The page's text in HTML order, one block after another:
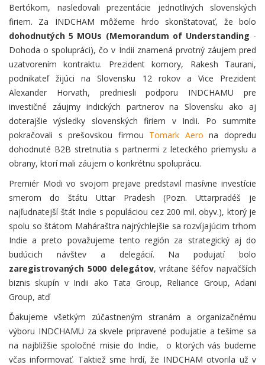
Bertókom, nasledovali prezentácie jednotlivých slovenských
firiem. Za INDCHAM môžeme hrdo skonštatovať, že bolo
dohodnutých 5 MOUs (Memorandum of Understanding -
Dohoda o spolupráci), čo v Indii znamená prvotný záujem pred
uzatvorením kontraktu. Prezident komory, Rakesh Taurani,
podnikateľ žijúci na Slovensku 12 rokov a Vice Prezident
Alexander Horvath, predniesli podporu INDCHAMU pre
investičné záujmy indických partnerov na Slovensku ako aj
doterajšie výsledky slovenských firiem v Indii. Po summite
pokračovali s prešovskou firmou Tomark Aero na dopredu
dohodnuté B2B stretnutia s partnermi z leteckého priemyslu a
obrany, ktorí mali záujem o konkrétnu spoluprácu.
Premiér Modi vo svojom prejave predstavil masívne investície
smerom do štátu Uttar Pradesh (Pozn. Uttarpradéš je
najľudnatejší štát Indie s populáciou cez 200 mil. obyv.), ktorý je
spolu so štátom Maháraštra najrýchlejšie sa rozvíjajúcim trhom
Indie a preto považujeme tento región za strategický aj do
budúcich návštev a delegácií. Na podujatí bolo
zaregistrovaných 5000 delegátov, vrátane šéfov najväčších
biznis skupín v Indii ako Tata Group, Reliance Group, Adani
Group, atď
Ďakujeme všetkým zúčastneným stranám a organizačnému
výboru INDCHAMU za skvele pripravené podujatie a tešíme sa
na najbližšie spoločné misie do Indie, o ktorých vás budeme
včas informovať. Taktiež sme hrdí, že INDCHAM otvorila už v